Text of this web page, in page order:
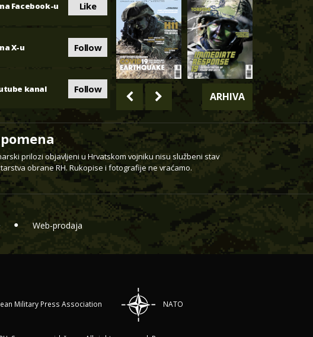
Facebook-u Like
X-u Follow
kanal Follow
ARHIVA
prilozi objavljeni u Hrvatskom vojniku nisu službeni stav
obrane RH. Rukopise i fotografije ne vraćamo.
Web-prodaja
Military Press Association NATO